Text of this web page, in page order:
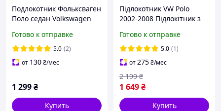
Подлокотник Фольксваген
Поло седан Volkswagen
Готово к отправке
5.0 (2)
от 130₴/мес
1 299₴
Купить
Підлокотник VW Polo
2002-2008 Підлокітник з
Готово к отправке
5.0 (1)
от275₴/мес
1 649₴
2 199 ₴
Купить